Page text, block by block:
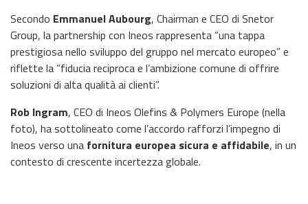
Secondo Emmanuel Aubourg, Chairman e CEO di Snetor
Group, la partnership con Ineos rappresenta “una tappa
prestigiosa nello sviluppo del gruppo nel mercato europeo” e
riflette la “fiducia reciproca e l’ambizione comune di offrire
soluzioni di alta qualità ai clienti”.
Rob Ingram, CEO di Ineos Olefins & Polymers Europe (nella
foto), ha sottolineato come l’accordo rafforzi l’impegno di
Ineos verso una fornitura europea sicura e affidabile, in un
contesto di crescente incertezza globale.